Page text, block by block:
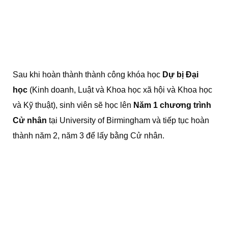
Sau khi hoàn thành thành công khóa học Dự bị Đại
học (Kinh doanh, Luật và Khoa học xã hội và Khoa học
và Kỹ thuật), sinh viên sẽ học lên Năm 1 chương trình
Cử nhân tại University of Birmingham và tiếp tục hoàn
thành năm 2, năm 3 để lấy bằng Cử nhân.